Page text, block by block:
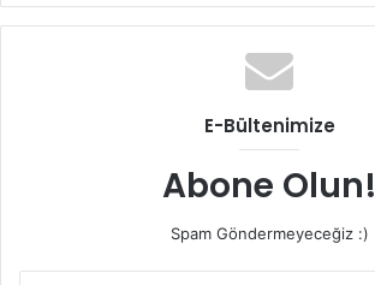
E-Bültenimize
Abone Olun!
Spam Göndermeyeceğiz :)